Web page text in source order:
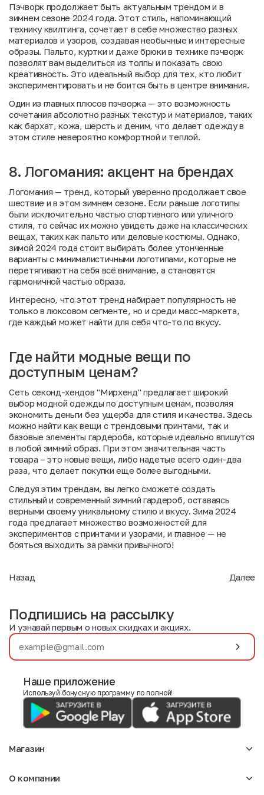
Пэчворк продолжает быть актуальным трендом и в
зимнем сезоне 2024 года. Этот стиль, напоминающий
технику квилтинга, сочетает в себе множество разных
материалов и узоров, создавая необычные и интересные
образы. Пальто, куртки и даже брюки в технике пэчворк
позволят вам выделиться из толпы и показать свою
креативность. Это идеальный выбор для тех, кто любит
экспериментировать и не боится быть в центре внимания.
Один из главных плюсов пэчворка — это возможность
сочетания абсолютно разных текстур и материалов, таких
как бархат, кожа, шерсть и деним, что делает одежду в
этом стиле невероятно комфортной и теплой.
8. Логомания: акцент на брендах
Логомания — тренд, который уверенно продолжает свое
шествие и в этом зимнем сезоне. Если раньше логотипы
были исключительно частью спортивного или уличного
стиля, то сейчас их можно увидеть даже на классических
вещах, таких как пальто или деловые костюмы. Однако,
зимой 2024 года стоит выбирать более утонченные
варианты с минималистичными логотипами, которые не
перетягивают на себя всё внимание, а становятся
гармоничной частью образа.
Интересно, что этот тренд набирает популярность не
только в люксовом сегменте, но и среди масс-маркета,
где каждый может найти для себя что-то по вкусу.
Где найти модные вещи по
доступным ценам?
Сеть секонд-хендов "Мирхенд" предлагает широкий
выбор модной одежды по доступным ценам, позволяя
экономить деньги без ущерба для стиля и качества. Здесь
можно найти как вещи с трендовыми принтами, так и
базовые элементы гардероба, которые идеально впишутся
в любой зимний образ. При этом значительная часть
товара – это новые вещи, либо надетые всего один-два
раза, что делает покупки еще более выгодными.
Следуя этим трендам, вы легко сможете создать
стильный и современный зимний гардероб, оставаясь
верными своему уникальному стилю и вкусу. Зима 2024
года предлагает множество возможностей для
экспериментов с принтами и узорами, и главное — не
бояться выходить за рамки привычного!
Назад Далее
Подпишись на рассылку
И узнавай первым о новых скидках и акциях.
Наше приложение
Используй бонусную программу по полной!
Магазин
Для девочек
О компании